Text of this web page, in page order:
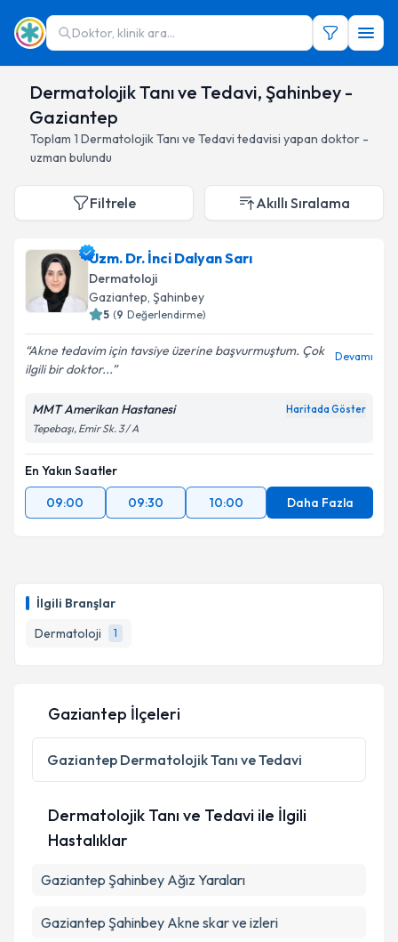
Doktor, klinik ara...
Dermatolojik Tanı ve Tedavi, Şahinbey -
Gaziantep
Toplam 1 Dermatolojik Tanı ve Tedavi tedavisi yapan doktor -
uzman bulundu
İlgili Branşlar
Dermatoloji
1
Filtrele Akıllı Sıralama
Uzm. Dr. İnci Dalyan Sarı
Dermatoloji
Gaziantep, Şahinbey
5 (9 Değerlendirme)
Akne tedavim için tavsiye üzerine başvurmuştum. Çok
ilgili bir doktor...
Devamı
MMT Amerikan Hastanesi Haritada Göster
Tepebaşı, Emir Sk. 3 / A
En Yakın Saatler
09:00
09:30 10:00 Daha Fazla
Gaziantep İlçeleri
Gaziantep Dermatolojik Tanı ve Tedavi
Dermatolojik Tanı ve Tedavi ile İlgili
Hastalıklar
Gaziantep Şahinbey Ağız Yaraları
Gaziantep Şahinbey Akne skar ve izleri